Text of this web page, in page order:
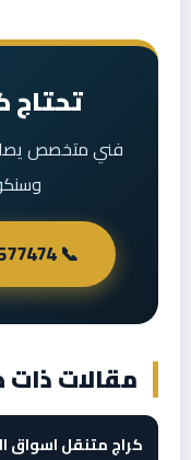
تحتاج
فني متخصص
📞 98577474
مقالات
كراج متنقل اسواق